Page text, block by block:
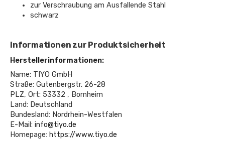
zur Verschraubung am Ausfallende Stahl
schwarz
Informationen zur Produktsicherheit
Herstellerinformationen:
Name: TIYO GmbH
Straße: Gutenbergstr. 26-28
PLZ, Ort: 53332 , Bornheim
Land: Deutschland
Bundesland: Nordrhein-Westfalen
E-Mail: info@tiyo.de
Homepage: https://www.tiyo.de